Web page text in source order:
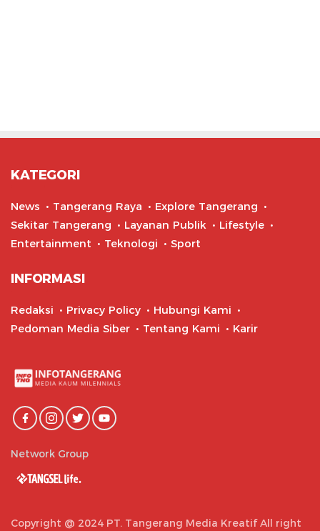
KATEGORI
News Tangerang Raya
Explore Tangerang
Sekitar Tangerang
Layanan Publik
Lifestyle
Entertainment
Teknologi Sport
INFORMASI
Redaksi Privacy Policy
Hubungi Kami
Pedoman Media Siber
Tentang Kami Karir
Network Group
Copyright @ 2024 PT. Tangerang Media Kreatif All right